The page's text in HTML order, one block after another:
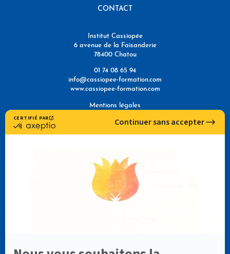
CONTACT
Institut Cassiopée
6 avenue de la Faisanderie
78400 Chatou
01 74 08 65 94
info@cassiopee-formation.com
www.cassiopee-formation.com
Mentions légales